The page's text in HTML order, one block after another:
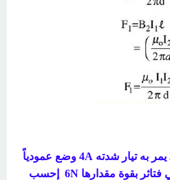
سلك طوله 30cm يمر به تيار شدته 4A وضع عمودياً
على إتجاه مجال مغناطيسي فتاثر بقوة مقدارها 6N إحسب